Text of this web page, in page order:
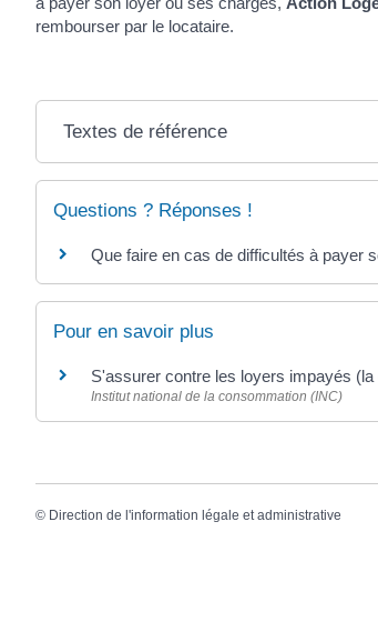
rembourser par le locataire.
Textes de référence
Questions ? Réponses !
Que faire en cas de difficultés à payer
Pour en savoir plus
S'assurer contre les loyers impayés
Institut national de la consommation (INC)
© Direction de l'information légale et administrative